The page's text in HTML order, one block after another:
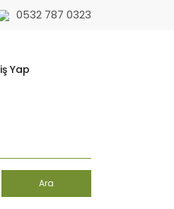
0532 787 0323
Yap